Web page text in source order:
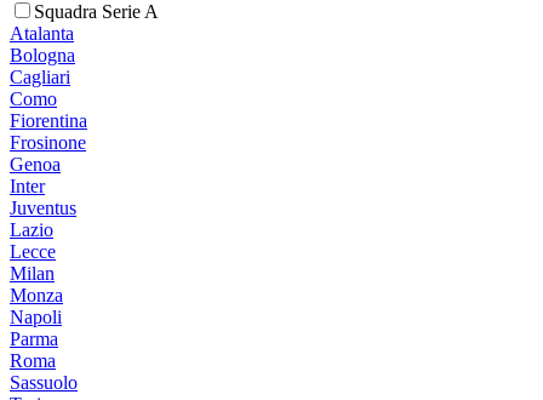
Squadra Serie A
Atalanta
Bologna
Cagliari
Como
Fiorentina
Frosinone
Genoa
Inter
Juventus
Lazio
Lecce
Milan
Monza
Napoli
Parma
Roma
Sassuolo